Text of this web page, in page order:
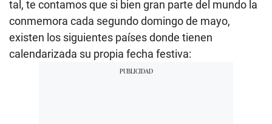
tal, te contamos que si bien gran parte del mundo la
conmemora cada segundo domingo de mayo,
existen los siguientes países donde tienen
calendarizada su propia fecha festiva: